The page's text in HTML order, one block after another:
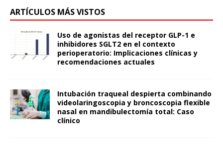
ARTÍCULOS MÁS VISTOS
Uso de agonistas del receptor GLP-1 e
inhibidores SGLT2 en el contexto
perioperatorio: Implicaciones clínicas y
recomendaciones actuales
Intubación traqueal despierta combinando
videolaringoscopia y broncoscopia flexible
nasal en mandibulectomía total: Caso
clínico